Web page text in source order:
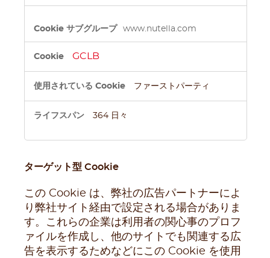
www.nutella.com
GCLB
ファーストパーティ
364 日々
ターゲット型 Cookie
この Cookie は、弊社の広告パートナーによ
り弊社サイト経由で設定される場合がありま
す。これらの企業は利用者の関心事のプロフ
ァイルを作成し、他のサイトでも関連する広
告を表示するためなどにこの Cookie を使用